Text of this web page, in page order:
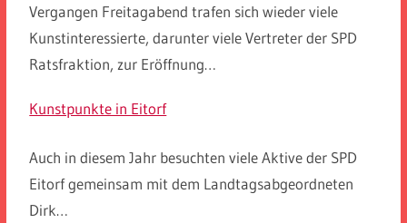
Vergangen Freitagabend trafen sich wieder viele
Kunstinteressierte, darunter viele Vertreter der SPD
Ratsfraktion, zur Eröffnung…
Kunstpunkte in Eitorf
Auch in diesem Jahr besuchten viele Aktive der SPD
Eitorf gemeinsam mit dem Landtagsabgeordneten
Dirk…